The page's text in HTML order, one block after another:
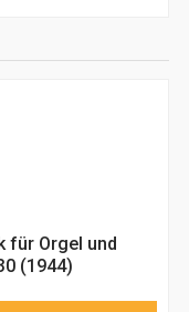
für Orgel und
(1944)